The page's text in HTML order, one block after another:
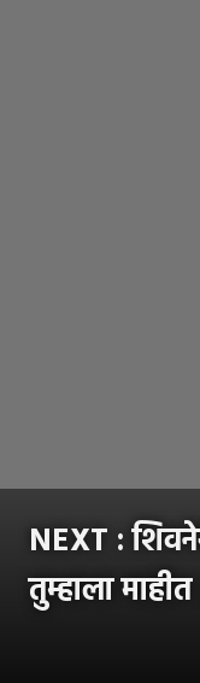
NEXT :
तुम्हाला